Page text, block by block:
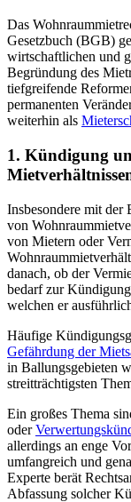
Das
Gesetzbuch (BGB)
wirtschaftlichen und
Begründung des
tiefgreifende
permanenten
weiterhin als
1. Kündigung
Insbesondere mit der
von
von Mietern oder
danach, ob der
bedarf zur
welchen er
Häufige
Gefährdung der
in Ballungsgebieten
streitträchtigsten
Ein großes Thema
oder
allerdings an enge
umfangreich und
Experte berät
Abfassung solcher